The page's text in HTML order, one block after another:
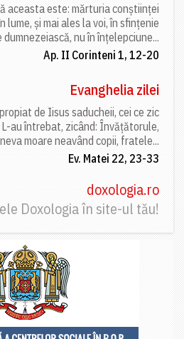
aceasta este: mărturia conștiinței
lume, și mai ales la voi, în sfințenie
dumnezeiască, nu în înțelepciune...
Ap. II Corinteni 1, 12-20
Evanghelia zilei
de Iisus saducheii, cei ce zic
L-au întrebat, zicând: Învățătorule,
moare neavând copii, fratele...
Ev. Matei 22, 23-33
doxologia.ro
Doxologia în site-ul tău!